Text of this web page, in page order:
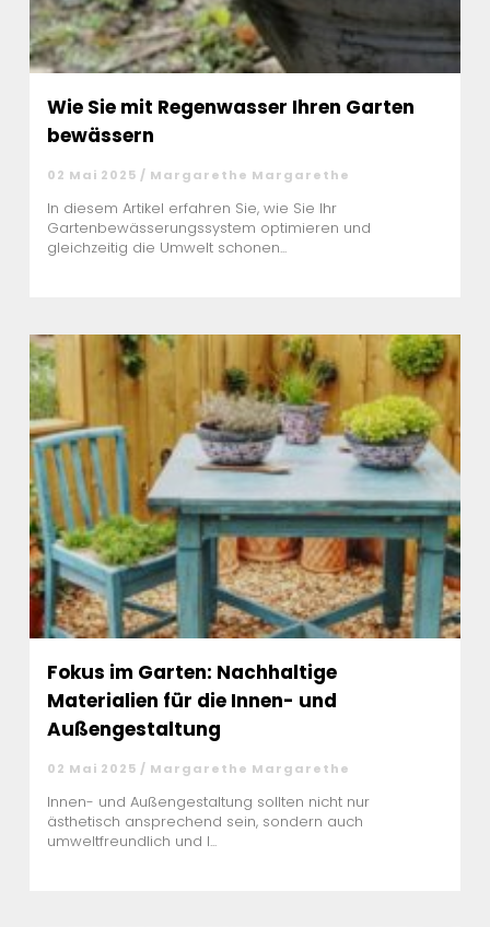
Wie Sie mit Regenwasser Ihren Garten
bewässern
02 Mai 2025 / Margarethe Margarethe
In diesem Artikel erfahren Sie, wie Sie Ihr
Gartenbewässerungssystem optimieren und
gleichzeitig die Umwelt schonen...
Fokus im Garten: Nachhaltige
Materialien für die Innen- und
Außengestaltung
02 Mai 2025 / Margarethe Margarethe
Innen- und Außengestaltung sollten nicht nur
ästhetisch ansprechend sein, sondern auch
umweltfreundlich und l...